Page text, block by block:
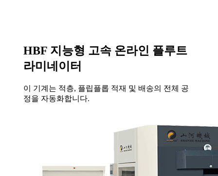
HBF 지능형 고속 온라인 플루트
라미네이터
이 기계는 적층, 플립플롭 적재 및 배송의 전체 공
정을 자동화합니다.